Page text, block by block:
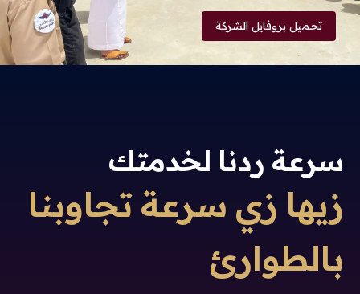
تحميل بروفايل الشركة
سرعة ردنا لخدمتك
زيها زي سرعة تجاوبنا
بالطوارئ